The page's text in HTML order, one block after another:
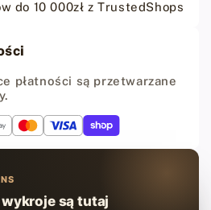
do 10 000zł z TrustedShops
płatności są przetwarzane
są tutaj